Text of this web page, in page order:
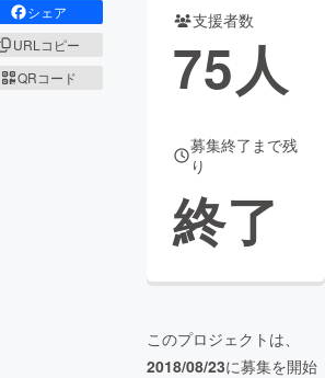
シェア
URLコピー
QRコード
支援者数
75人
募集終了まで残
り
終了
このプロジェクトは、
2018/08/23に募集を開始